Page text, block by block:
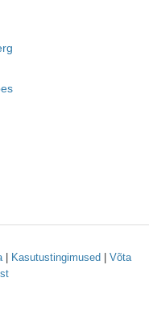
| Kasutustingimused
Võta